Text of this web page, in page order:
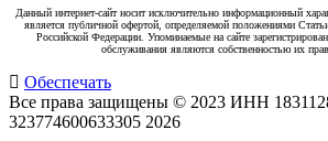
Данный интернет-сайт носит исключительно информационный
является публичной офертой, определяемой положениями
Российской Федерации. Упоминаемые на сайте
обслуживания являются собственностью их
Обеспечать
Все права защищены © 2023 ИНН
323774600633305 2026